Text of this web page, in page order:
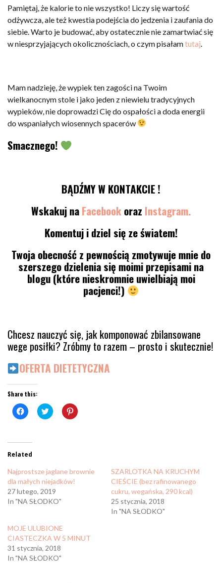
Pamiętaj, że kalorie to nie wszystko! Liczy się wartość
odżywcza, ale też kwestia podejścia do jedzenia i zaufania do
siebie. Warto je budować, aby ostatecznie nie zamartwiać się
w niesprzyjających okolicznościach, o czym pisałamtutaj
Mam nadzieję, że wypiek ten zagości na Twoim
wielkanocnym stole i jako jeden z niewielu tradycyjnych
wypieków, nie doprowadzi Cię do ospałości a doda energii
do wspaniałych wiosennych spacerów
Smacznego!
BĄDŹMY W KONTAKCIE !
Wskakuj naFacebookoraz Instagram.
Komentuj i dziel się ze światem!
Twoja obecność z pewnością zmotywuje mnie do
szerszego dzielenia się moimi przepisami na
blogu (które nieskromnie uwielbiają moi
pacjenci!)
Chcesz nauczyć się, jak komponować zbilansowane
wege posiłki? Zróbmy to razem – prosto i skutecznie!
OFERTA DIETETYCZNA
Share this:
Click
to
(Opens
new
Click
to
Click
to
Related
Najprostsze jaglane brownie
dla małych niejadków!
27 lutego, 2019
In "NA SŁODKO"
SZARLOTKA NA KRUCHYM
CIEŚCIE (bez rafinowanego
cukru, wegańska, 290 kcal)
25 stycznia, 2018
In "NA SŁODKO"
MOJE ULUBIONE
CIASTECZKA W 5 MINUT
31 stycznia, 2018
In "NA SŁODKO"